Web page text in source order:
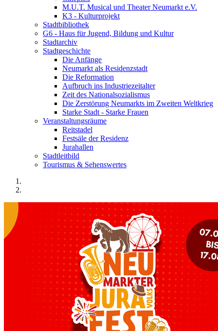
M.U.T. Musical und Theater Neumarkt e.V.
K3 - Kulturprojekt
Stadtbibliothek
G6 - Haus für Jugend, Bildung und Kultur
Stadtarchiv
Stadtgeschichte
Die Anfänge
Neumarkt als Residenzstadt
Die Reformation
Aufbruch ins Industriezeitalter
Zeit des Nationalsozialismus
Die Zerstörung Neumarkts im Zweiten Weltkrieg
Starke Stadt - Starke Frauen
Veranstaltungsräume
Reitstadel
Festsäle der Residenz
Jurahallen
Stadtleitbild
Tourismus & Sehenswertes